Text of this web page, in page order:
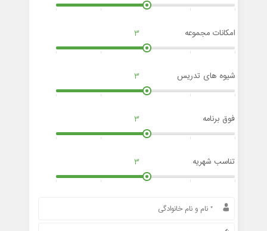
امکانات مجموعه 3
شیوه های تدریس 3
فوق برنامه 3
تناسب شهریه 3